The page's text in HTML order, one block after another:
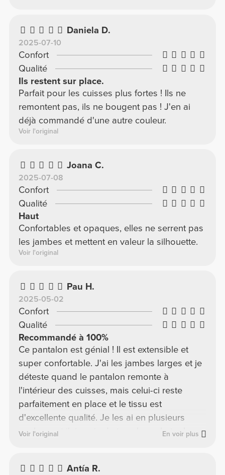
Daniela D.
2025-07-10
Confort
Qualité
Ils restent sur place.
Parfait pour les cuisses plus fortes ! Ils ne
remontent pas, ils ne bougent pas ! J'en ai
déjà commandé d'une autre couleur.
Voir l'original
Joana C.
2025-07-08
Confort
Qualité
Haut
Confortables et opaques, elles ne serrent pas
les jambes et mettent en valeur la silhouette.
Voir l'original
Pau H.
2025-05-02
Confort
Qualité
Recommandé à 100%
Ce pantalon est génial ! Il est extensible et
super confortable. J'ai les jambes larges et je
déteste quand le pantalon remonte à
l'intérieur des cuisses, mais celui-ci reste
parfaitement en place et le tissu est
d'excellente qualité. Je les ai en plusieurs
couleurs et j'ai envie de tous les acheter !
Voir l'original En voir plus
Antía R.